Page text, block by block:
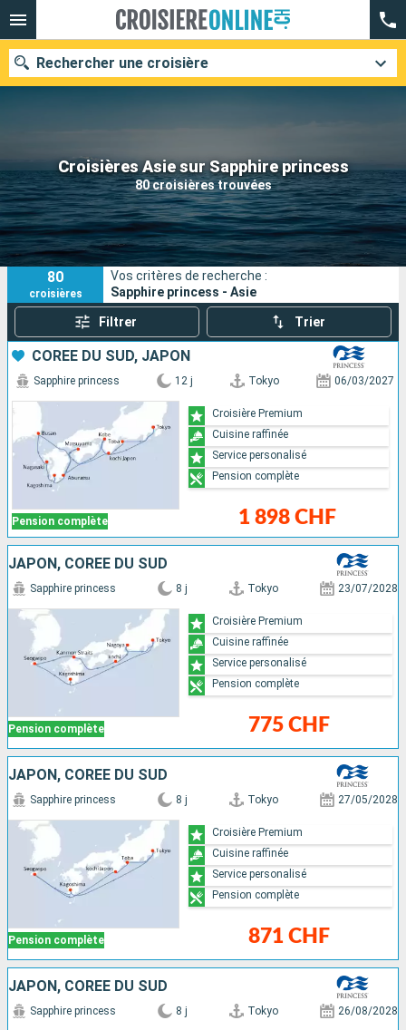
Croisières Asie sur Sapphire princess
80 croisières trouvées
Rechercher une croisière
Nos destinations
Mois de départ
Ports Compagnies
Rechercher
80
croisières
Vos critères de recherche :
Sapphire princess - Asie
Filtrer Trier
CORÉE DU SUD, JAPON
Pension complète
Sapphire princess 12 j Tokyo 06/03/2027
1 898 CHF
Croisière Premium
Cuisine raffinée
Service personalisé
Pension complète
JAPON, CORÉE DU SUD
Pension complète
Sapphire princess 8 j Tokyo 23/07/2028
775 CHF
Croisière Premium
Cuisine raffinée
Service personalisé
Pension complète
JAPON, CORÉE DU SUD
Pension complète
Sapphire princess 8 j Tokyo 27/05/2028
871 CHF
Croisière Premium
Cuisine raffinée
Service personalisé
Pension complète
JAPON, CORÉE DU SUD
Sapphire princess 8 j Tokyo 26/08/2028